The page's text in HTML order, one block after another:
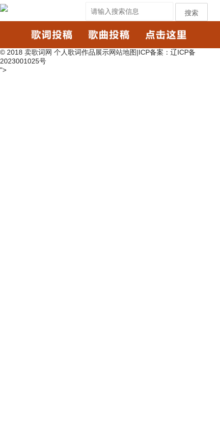
搜索
© 2018 卖歌词网 个人歌词作品展示网站地图|ICP备案：辽ICP备
2023001025号
">